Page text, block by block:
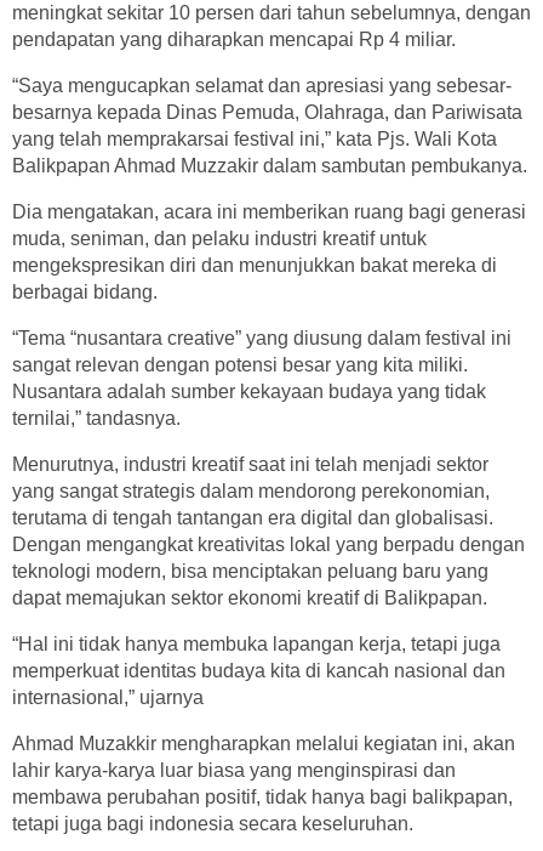
meningkat sekitar 10 persen dari tahun sebelumnya, dengan
pendapatan yang diharapkan mencapai Rp 4 miliar.
“Saya mengucapkan selamat dan apresiasi yang sebesar-
besarnya kepada Dinas Pemuda, Olahraga, dan Pariwisata
yang telah memprakarsai festival ini,” kata Pjs. Wali Kota
Balikpapan Ahmad Muzzakir dalam sambutan pembukanya.
Dia mengatakan, acara ini memberikan ruang bagi generasi
muda, seniman, dan pelaku industri kreatif untuk
mengekspresikan diri dan menunjukkan bakat mereka di
berbagai bidang.
“Tema “nusantara creative” yang diusung dalam festival ini
sangat relevan dengan potensi besar yang kita miliki.
Nusantara adalah sumber kekayaan budaya yang tidak
ternilai,” tandasnya.
Menurutnya, industri kreatif saat ini telah menjadi sektor
yang sangat strategis dalam mendorong perekonomian,
terutama di tengah tantangan era digital dan globalisasi.
Dengan mengangkat kreativitas lokal yang berpadu dengan
teknologi modern, bisa menciptakan peluang baru yang
dapat memajukan sektor ekonomi kreatif di Balikpapan.
“Hal ini tidak hanya membuka lapangan kerja, tetapi juga
memperkuat identitas budaya kita di kancah nasional dan
internasional,” ujarnya
Ahmad Muzakkir mengharapkan melalui kegiatan ini, akan
lahir karya-karya luar biasa yang menginspirasi dan
membawa perubahan positif, tidak hanya bagi balikpapan,
tetapi juga bagi indonesia secara keseluruhan.